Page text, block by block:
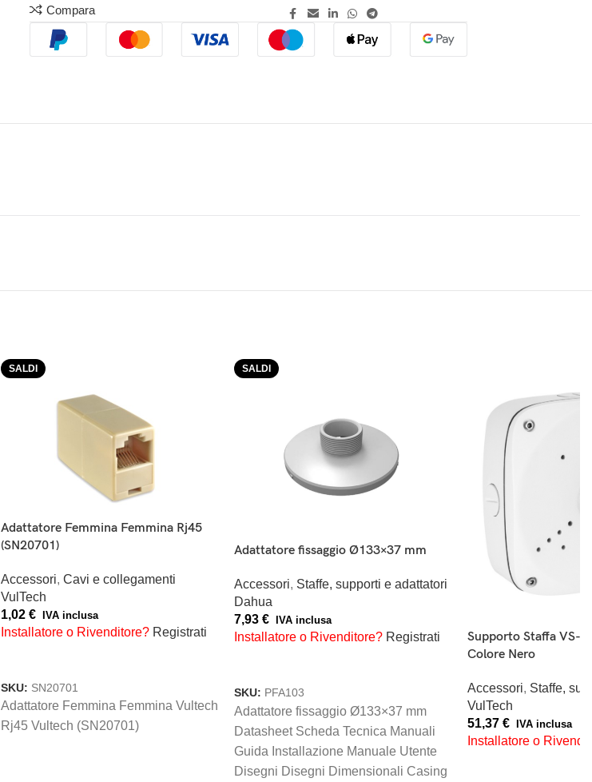
Compara
SALDI
Adattatore Femmina Femmina Rj45
(SN20701)
Accessori, Cavi e collegamenti
VulTech
1,02 € IVA inclusa
Installatore o Rivenditore? Registrati
SKU: SN20701
Adattatore Femmina Femmina Vultech
Rj45 Vultech (SN20701)
SALDI
Adattatore fissaggio Ø133×37 mm
Accessori, Staffe, supporti e adattatori
Dahua
7,93 € IVA inclusa
Installatore o Rivenditore? Registrati
SKU: PFA103
Adattatore fissaggio Ø133×37 mm
Datasheet Scheda Tecnica Manuali
Guida Installazione Manuale Utente
Disegni Disegni Dimensionali Casing
Supporto Staffa VS-
Colore Nero
Accessori, Staffe,
VulTech
51,37 € IVA inclusa
Installatore o